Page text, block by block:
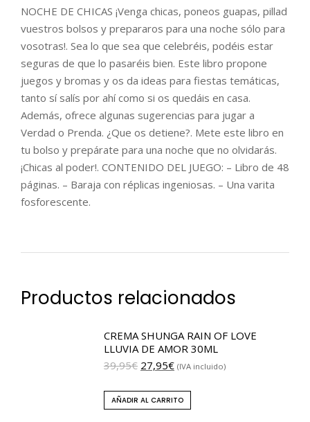
NOCHE DE CHICAS ¡Venga chicas, poneos guapas, pillad
vuestros bolsos y prepararos para una noche sólo para
vosotras!. Sea lo que sea que celebréis, podéis estar
seguras de que lo pasaréis bien. Este libro propone
juegos y bromas y os da ideas para fiestas temáticas,
tanto sí salís por ahí como si os quedáis en casa.
Además, ofrece algunas sugerencias para jugar a
Verdad o Prenda. ¿Que os detiene?. Mete este libro en
tu bolso y prepárate para una noche que no olvidarás.
¡Chicas al poder!. CONTENIDO DEL JUEGO: – Libro de 48
páginas. – Baraja con réplicas ingeniosas. – Una varita
fosforescente.
Productos relacionados
CREMA SHUNGA RAIN OF LOVE
LLUVIA DE AMOR 30ML
39,95€ 27,95€ (IVA incluido)
AÑADIR AL CARRITO